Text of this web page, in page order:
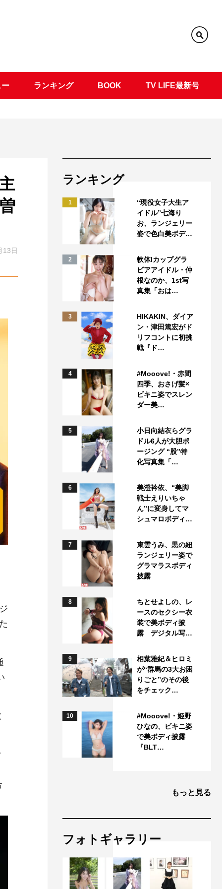
ー ランキング BOOK TV LIFE最新号
13日
ランキング
1
“現役女子大生ア
イドル”七海り
お、ランジェリー
姿で色白美ボデ…
2
軟体Iカップグラ
ビアアイドル・仲
根なのか、1st写
真集「おは…
3
HIKAKIN、ダイア
ン・津田篤宏がド
リフコントに初挑
戦『ド…
4
#Mooove!・赤間
四季、おさげ髪×
ビキニ姿でスレン
ダー美…
5
小日向結衣らグラ
ドル6人が大胆ポ
ージング “股”特
化写真集「…
6
美澄衿依、“美脚
戦士えりいちゃ
ん”に変身してマ
シュマロボディ…
7
東雲うみ、黒の紐
ランジェリー姿で
グラマラスボディ
披露
8
ちとせよしの、レ
ースのセクシー衣
装で美ボディ披
露 デジタル写…
9
相葉雅紀＆ヒロミ
が“群馬の3大お困
りごと”のその後
をチェック…
10
#Mooove!・姫野
ひなの、ビキニ姿
で美ボディ披露
『BLT…
もっと見る
フォトギャラリー